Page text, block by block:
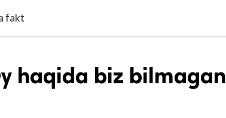
fakt
haqida biz bilmagan